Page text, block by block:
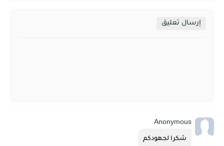
إرسال تعليق
Anonymous
شكرا لجهودكم